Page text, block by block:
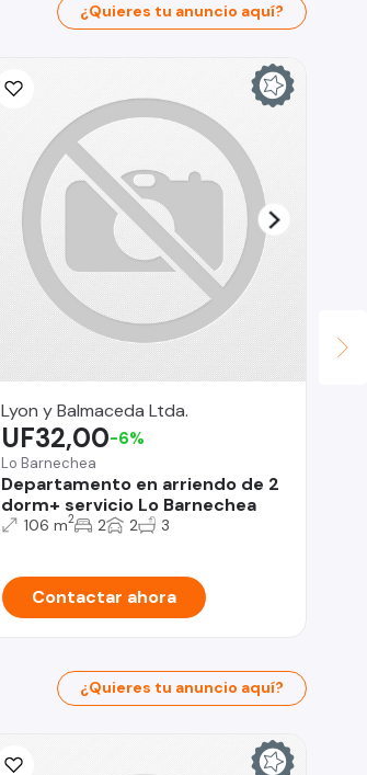
¿Quieres tu anuncio aquí?
Lyon y Balmaceda Ltda.
Lo Barnechea
Departamento en arriendo de 2
dorm+ servicio Lo Barnechea
UF32,00-6%
106 m2 2 2 3
Contactar ahora
¿Quieres tu anuncio aquí?